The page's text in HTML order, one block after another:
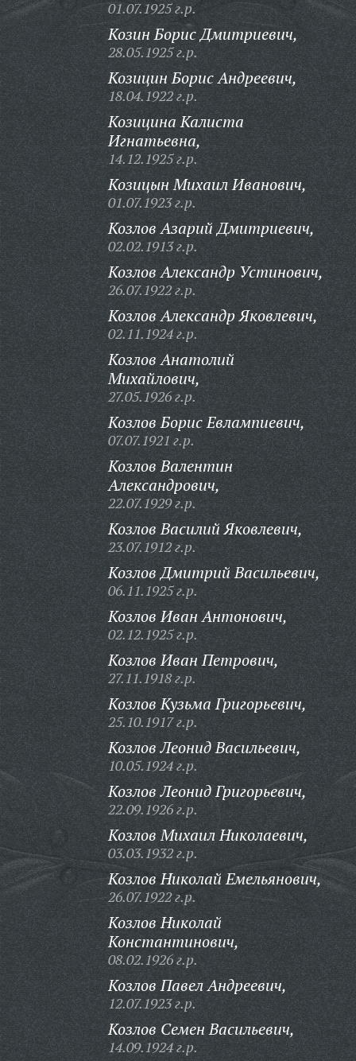
01.07.1925 г.р.
Козин Борис Дмитриевич,
28.05.1925 г.р.
Козицин Борис Андреевич,
18.04.1922 г.р.
Козицина Калиста
Игнатьевна,
14.12.1925 г.р.
Козицын Михаил Иванович,
01.07.1923 г.р.
Козлов Азарий Дмитриевич,
02.02.1913 г.р.
Козлов Александр Устинович,
26.07.1922 г.р.
Козлов Александр Яковлевич,
02.11.1924 г.р.
Козлов Анатолий
Михайлович,
27.05.1926 г.р.
Козлов Борис Евлампиевич,
07.07.1921 г.р.
Козлов Валентин
Александрович,
22.07.1929 г.р.
Козлов Василий Яковлевич,
23.07.1912 г.р.
Козлов Дмитрий Васильевич,
06.11.1925 г.р.
Козлов Иван Антонович,
02.12.1925 г.р.
Козлов Иван Петрович,
27.11.1918 г.р.
Козлов Кузьма Григорьевич,
25.10.1917 г.р.
Козлов Леонид Васильевич,
10.05.1924 г.р.
Козлов Леонид Григорьевич,
22.09.1926 г.р.
Козлов Михаил Николаевич,
03.03.1932 г.р.
Козлов Николай Емельянович,
26.07.1922 г.р.
Козлов Николай
Константинович,
08.02.1926 г.р.
Козлов Павел Андреевич,
12.07.1923 г.р.
Козлов Семен Васильевич,
14.09.1924 г.р.